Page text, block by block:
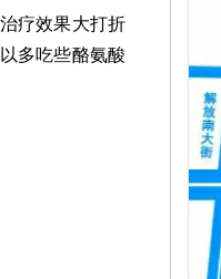
疗效果大打折
多吃些酪氨酸
色
法
先
因
差
制